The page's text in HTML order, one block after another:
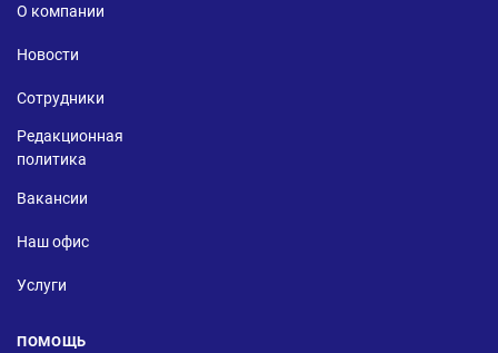
О компании
Новости
Сотрудники
Редакционная
политика
Вакансии
Наш офис
Услуги
ПОМОЩЬ